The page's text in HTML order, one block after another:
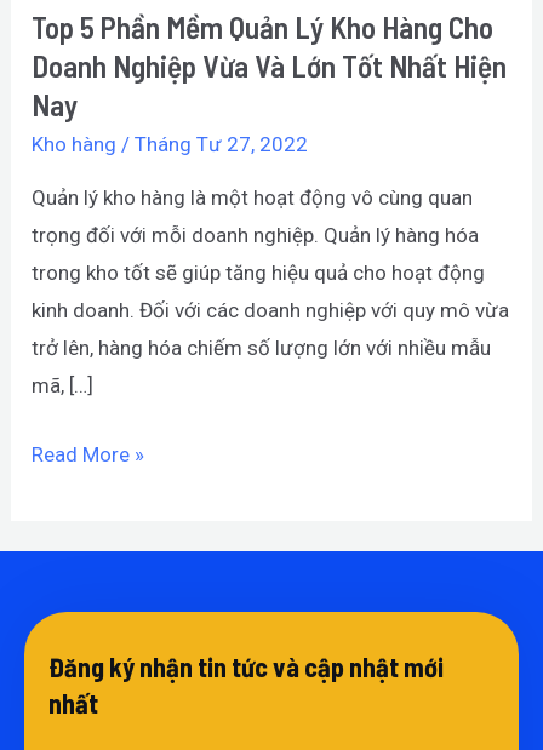
Top 5 Phần Mềm Quản Lý Kho Hàng Cho
Doanh Nghiệp Vừa Và Lớn Tốt Nhất Hiện
Nay
Kho hàng /Tháng Tư 27, 2022
Quản lý kho hàng là một hoạt động vô cùng quan
trọng đối với mỗi doanh nghiệp. Quản lý hàng hóa
trong kho tốt sẽ giúp tăng hiệu quả cho hoạt động
kinh doanh. Đối với các doanh nghiệp với quy mô vừa
trở lên, hàng hóa chiếm số lượng lớn với nhiều mẫu
mã, […]
Doanh
Nghiệp
Vừa
Và
Tốt
Nhất
Hiện
Nay
Read More »
Đăng ký nhận tin tức và cập nhật mới
nhất​